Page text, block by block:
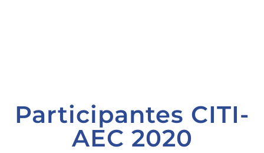
Participantes CITI-
AEC 2020